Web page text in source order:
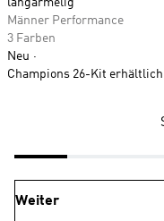
langärmelig
Männer Performance
3 Farben
Neu
Champions 26-Kit
Weiter